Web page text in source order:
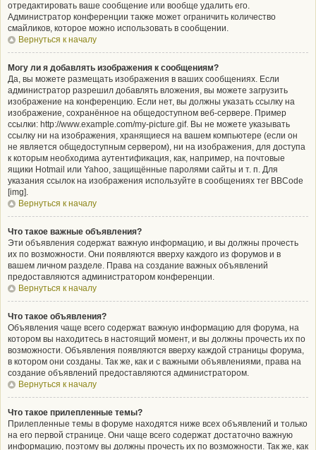
отредактировать ваше сообщение или вообще удалить его.
Администратор конференции также может ограничить количество
смайликов, которое можно использовать в сообщении.
Вернуться к началу
Могу ли я добавлять изображения к сообщениям?
Да, вы можете размещать изображения в ваших сообщениях. Если
администратор разрешил добавлять вложения, вы можете загрузить
изображение на конференцию. Если нет, вы должны указать ссылку на
изображение, сохранённое на общедоступном веб-сервере. Пример
ссылки: http://www.example.com/my-picture.gif. Вы не можете указывать
ссылку ни на изображения, хранящиеся на вашем компьютере (если он
не является общедоступным сервером), ни на изображения, для доступа
к которым необходима аутентификация, как, например, на почтовые
ящики Hotmail или Yahoo, защищённые паролями сайты и т. п. Для
указания ссылок на изображения используйте в сообщениях тег BBCode
[img].
Вернуться к началу
Что такое важные объявления?
Эти объявления содержат важную информацию, и вы должны прочесть
их по возможности. Они появляются вверху каждого из форумов и в
вашем личном разделе. Права на создание важных объявлений
предоставляются администратором конференции.
Вернуться к началу
Что такое объявления?
Объявления чаще всего содержат важную информацию для форума, на
котором вы находитесь в настоящий момент, и вы должны прочесть их по
возможности. Объявления появляются вверху каждой страницы форума,
в котором они созданы. Так же, как и с важными объявлениями, права на
создание объявлений предоставляются администратором.
Вернуться к началу
Что такое прилепленные темы?
Прилепленные темы в форуме находятся ниже всех объявлений и только
на его первой странице. Они чаще всего содержат достаточно важную
информацию, поэтому вы должны прочесть их по возможности. Так же, как